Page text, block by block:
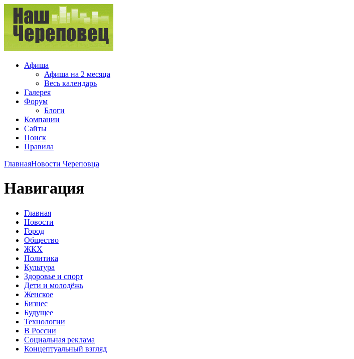
Афиша
Афиша на 2 месяца
Весь календарь
Галерея
Форум
Блоги
Компании
Сайты
Поиск
Правила
ГлавнаяНовости Череповца
Навигация
Главная
Новости
Город
Общество
ЖКХ
Политика
Культура
Здоровье и спорт
Дети и молодёжь
Женское
Бизнес
Будущее
Технологии
В России
Социальная реклама
Концептуальный взгляд